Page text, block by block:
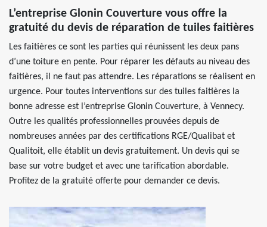
L’entreprise Glonin Couverture vous offre la
gratuité du devis de réparation de tuiles faitières
Les faitières ce sont les parties qui réunissent les deux pans
d’une toiture en pente. Pour réparer les défauts au niveau des
faitières, il ne faut pas attendre. Les réparations se réalisent en
urgence. Pour toutes interventions sur des tuiles faitières la
bonne adresse est l’entreprise Glonin Couverture, à Vennecy.
Outre les qualités professionnelles prouvées depuis de
nombreuses années par des certifications RGE/Qualibat et
Qualitoit, elle établit un devis gratuitement. Un devis qui se
base sur votre budget et avec une tarification abordable.
Profitez de la gratuité offerte pour demander ce devis.